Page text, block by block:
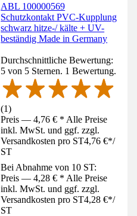
ABL 100000569
Schutzkontakt PVC-Kupplung
schwarz hitze-/ kälte + UV-
beständig Made in Germany
Durchschnittliche Bewertung:
5 von 5 Sternen. 1 Bewertung.
(1)
Preis — 4,76 € * Alle Preise
inkl. MwSt. und ggf. zzgl.
Versandkosten pro ST4,76 €*/
ST
Bei Abnahme von 10 ST:
Preis — 4,28 € * Alle Preise
inkl. MwSt. und ggf. zzgl.
Versandkosten pro ST4,28 €*/
ST